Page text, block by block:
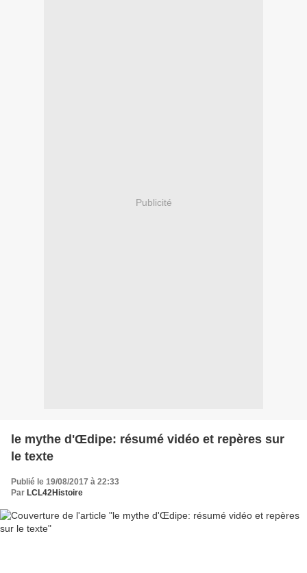
Publicité
le mythe d'Œdipe: résumé vidéo et repères sur
le texte
Publié le 19/08/2017 à 22:33
Par LCL42Histoire